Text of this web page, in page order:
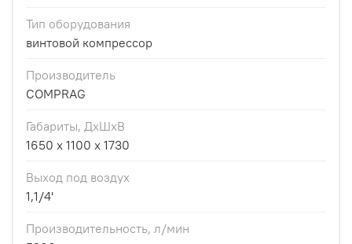
Тип оборудования
винтовой компрессор
Производитель
COMPRAG
Габариты, ДхШхВ
1650 х 1100 х 1730
Выход под воздух
1,1/4'
Производительность, л/мин